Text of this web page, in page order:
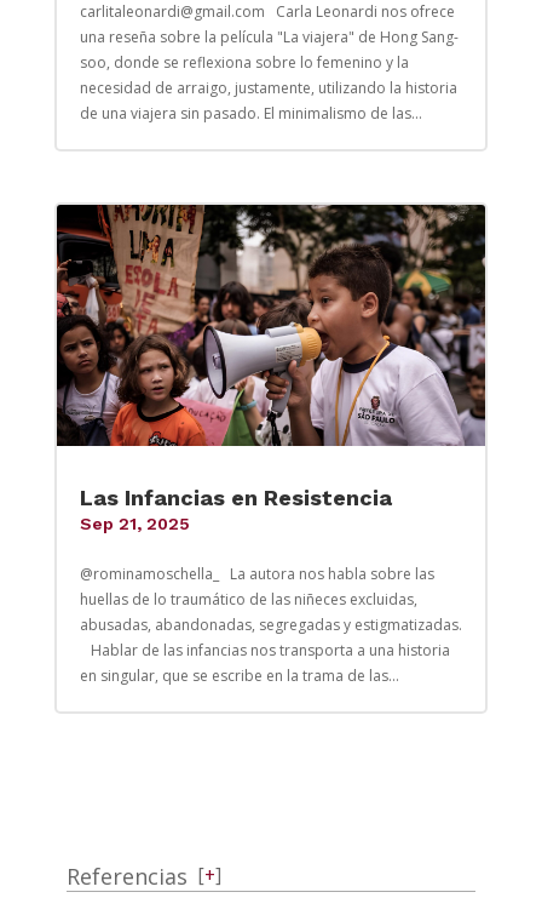
carlitaleonardi@gmail.com Carla Leonardi nos ofrece
una reseña sobre la película "La viajera" de Hong Sang-
soo, donde se reflexiona sobre lo femenino y la
necesidad de arraigo, justamente, utilizando la historia
de una viajera sin pasado. El minimalismo de las...
Las Infancias en Resistencia
Sep 21, 2025
@rominamoschella_ La autora nos habla sobre las
huellas de lo traumático de las niñeces excluidas,
abusadas, abandonadas, segregadas y estigmatizadas.
Hablar de las infancias nos transporta a una historia
en singular, que se escribe en la trama de las...
Referencias [+]